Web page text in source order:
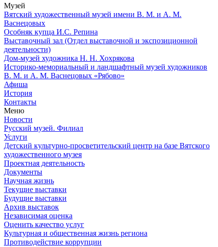
Музей
Вятский художественный музей имени В. М. и А. М.
Васнецовых
Особняк купца И.С. Репина
Выставочный зал (Отдел выставочной и экспозиционной
деятельности)
Дом-музей художника Н. Н. Хохрякова
Историко-мемориальный и ландшафтный музей художников
В. М. и А. М. Васнецовых «Рябово»
Афиша
История
Контакты
Меню
Новости
Русский музей. Филиал
Услуги
Детский культурно-просветительский центр на базе Вятского
художественного музея
Проектная деятельность
Документы
Научная жизнь
Текущие выставки
Будущие выставки
Архив выставок
Независимая оценка
Оценить качество услуг
Культурная и общественная жизнь региона
Противодействие коррупции